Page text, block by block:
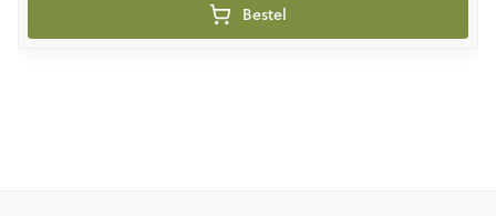
Bestel